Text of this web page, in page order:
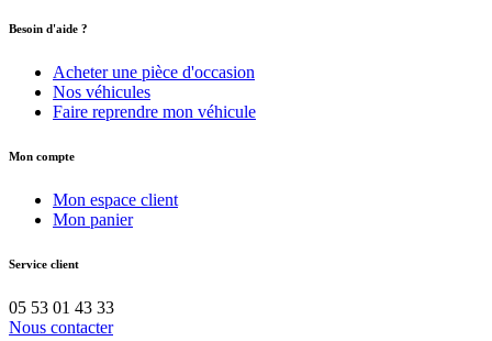
Besoin d'aide ?
Acheter une pièce d'occasion
Nos véhicules
Faire reprendre mon véhicule
Mon compte
Mon espace client
Mon panier
Service client
05 53 01 43 33
Nous contacter